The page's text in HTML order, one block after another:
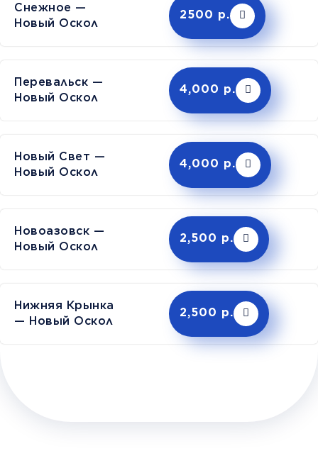
Снежное —
Новый Оскол
2500 р.
Перевальск —
Новый Оскол
4,000 р.
Новый Свет —
Новый Оскол
4,000 р.
Новоазовск —
Новый Оскол
2,500 р.
Нижняя Крынка
— Новый Оскол
2,500 р.